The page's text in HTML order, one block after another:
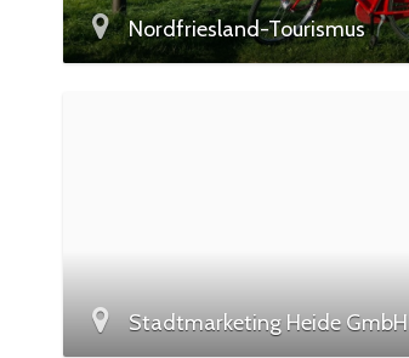
Nordfriesland-Tourismus
Stadtmarketing Heide GmbH